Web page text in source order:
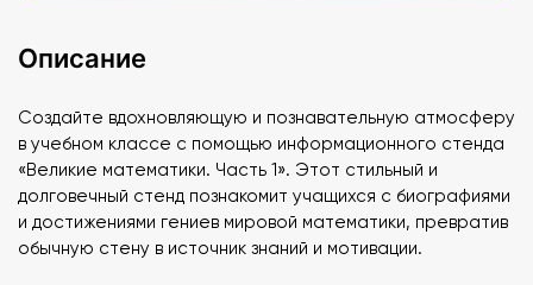
Описание
Создайте вдохновляющую и познавательную атмосферу
в учебном классе с помощью информационного стенда
«Великие математики. Часть 1». Этот стильный и
долговечный стенд познакомит учащихся с биографиями
и достижениями гениев мировой математики, превратив
обычную стену в источник знаний и мотивации.